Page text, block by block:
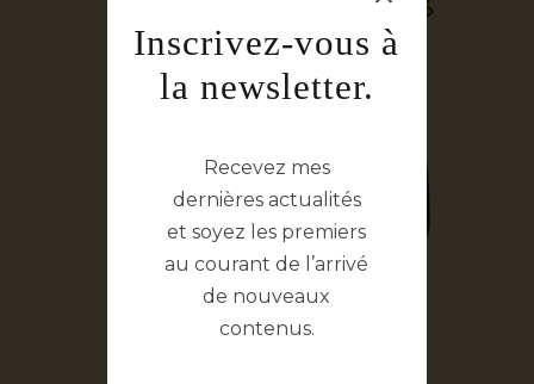
Inscrivez-vous à
la newsletter.
Recevez mes
dernières actualités
et soyez les premiers
au courant de l’arrivé
de nouveaux
contenus.